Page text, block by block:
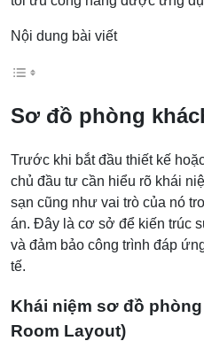
Nội dung bài viết
Sơ đồ phòng
Trước khi bắt đầu thiết kế
chủ đầu tư cần hiểu rõ khái
sạn cũng như vai trò của nó
án. Đây là cơ sở để kiến trúc
và đảm bảo công trình đáp
tế.
Khái niệm sơ đồ
Room Layout)